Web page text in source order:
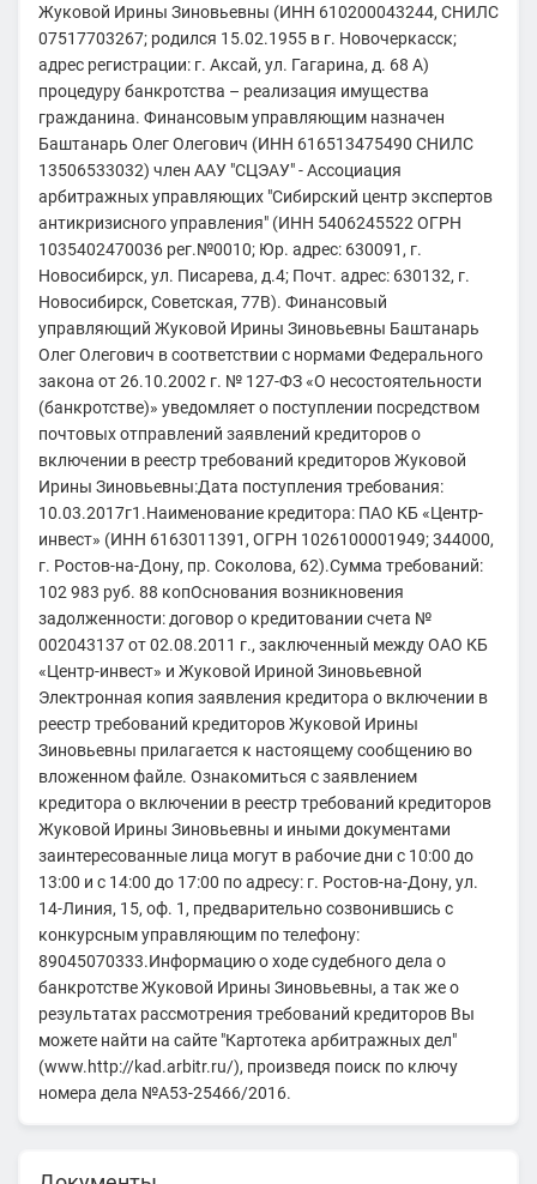
Жуковой Ирины Зиновьевны (ИНН 610200043244, СНИЛС
07517703267; родился 15.02.1955 в г. Новочеркасск;
адрес регистрации: г. Аксай, ул. Гагарина, д. 68 А)
процедуру банкротства – реализация имущества
гражданина. Финансовым управляющим назначен
Баштанарь Олег Олегович (ИНН 616513475490 СНИЛС
13506533032) член ААУ "СЦЭАУ" - Ассоциация
арбитражных управляющих "Сибирский центр экспертов
антикризисного управления" (ИНН 5406245522 ОГРН
1035402470036 рег.№0010; Юр. адрес: 630091, г.
Новосибирск, ул. Писарева, д.4; Почт. адрес: 630132, г.
Новосибирск, Советская, 77В). Финансовый
управляющий Жуковой Ирины Зиновьевны Баштанарь
Олег Олегович в соответствии с нормами Федерального
закона от 26.10.2002 г. № 127-ФЗ «О несостоятельности
(банкротстве)» уведомляет о поступлении посредством
почтовых отправлений заявлений кредиторов о
включении в реестр требований кредиторов Жуковой
Ирины Зиновьевны:Дата поступления требования:
10.03.2017г1.Наименование кредитора: ПАО КБ «Центр-
инвест» (ИНН 6163011391, ОГРН 1026100001949; 344000,
г. Ростов-на-Дону, пр. Соколова, 62).Сумма требований:
102 983 руб. 88 копОснования возникновения
задолженности: договор о кредитовании счета №
002043137 от 02.08.2011 г., заключенный между ОАО КБ
«Центр-инвест» и Жуковой Ириной Зиновьевной
Электронная копия заявления кредитора о включении в
реестр требований кредиторов Жуковой Ирины
Зиновьевны прилагается к настоящему сообщению во
вложенном файле. Ознакомиться с заявлением
кредитора о включении в реестр требований кредиторов
Жуковой Ирины Зиновьевны и иными документами
заинтересованные лица могут в рабочие дни с 10:00 до
13:00 и с 14:00 до 17:00 по адресу: г. Ростов-на-Дону, ул.
14-Линия, 15, оф. 1, предварительно созвонившись с
конкурсным управляющим по телефону:
89045070333.Информацию о ходе судебного дела о
банкротстве Жуковой Ирины Зиновьевны, а так же о
результатах рассмотрения требований кредиторов Вы
можете найти на сайте "Картотека арбитражных дел"
(www.http://kad.arbitr.ru/), произведя поиск по ключу
номера дела №А53-25466/2016.